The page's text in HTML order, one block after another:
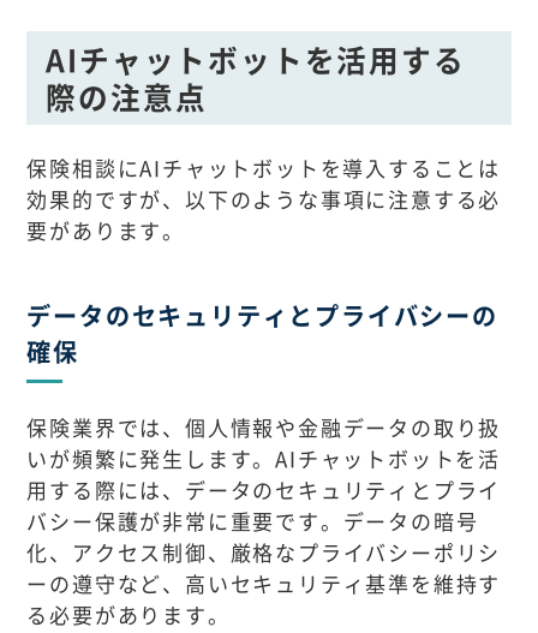
AIチャットボットを活用する
際の注意点
保険相談にAIチャットボットを導入することは
効果的ですが、以下のような事項に注意する必
要があります。
データのセキュリティとプライバシーの
確保
保険業界では、個人情報や金融データの取り扱
いが頻繁に発生します。AIチャットボットを活
用する際には、データのセキュリティとプライ
バシー保護が非常に重要です。データの暗号
化、アクセス制御、厳格なプライバシーポリシ
ーの遵守など、高いセキュリティ基準を維持す
る必要があります。